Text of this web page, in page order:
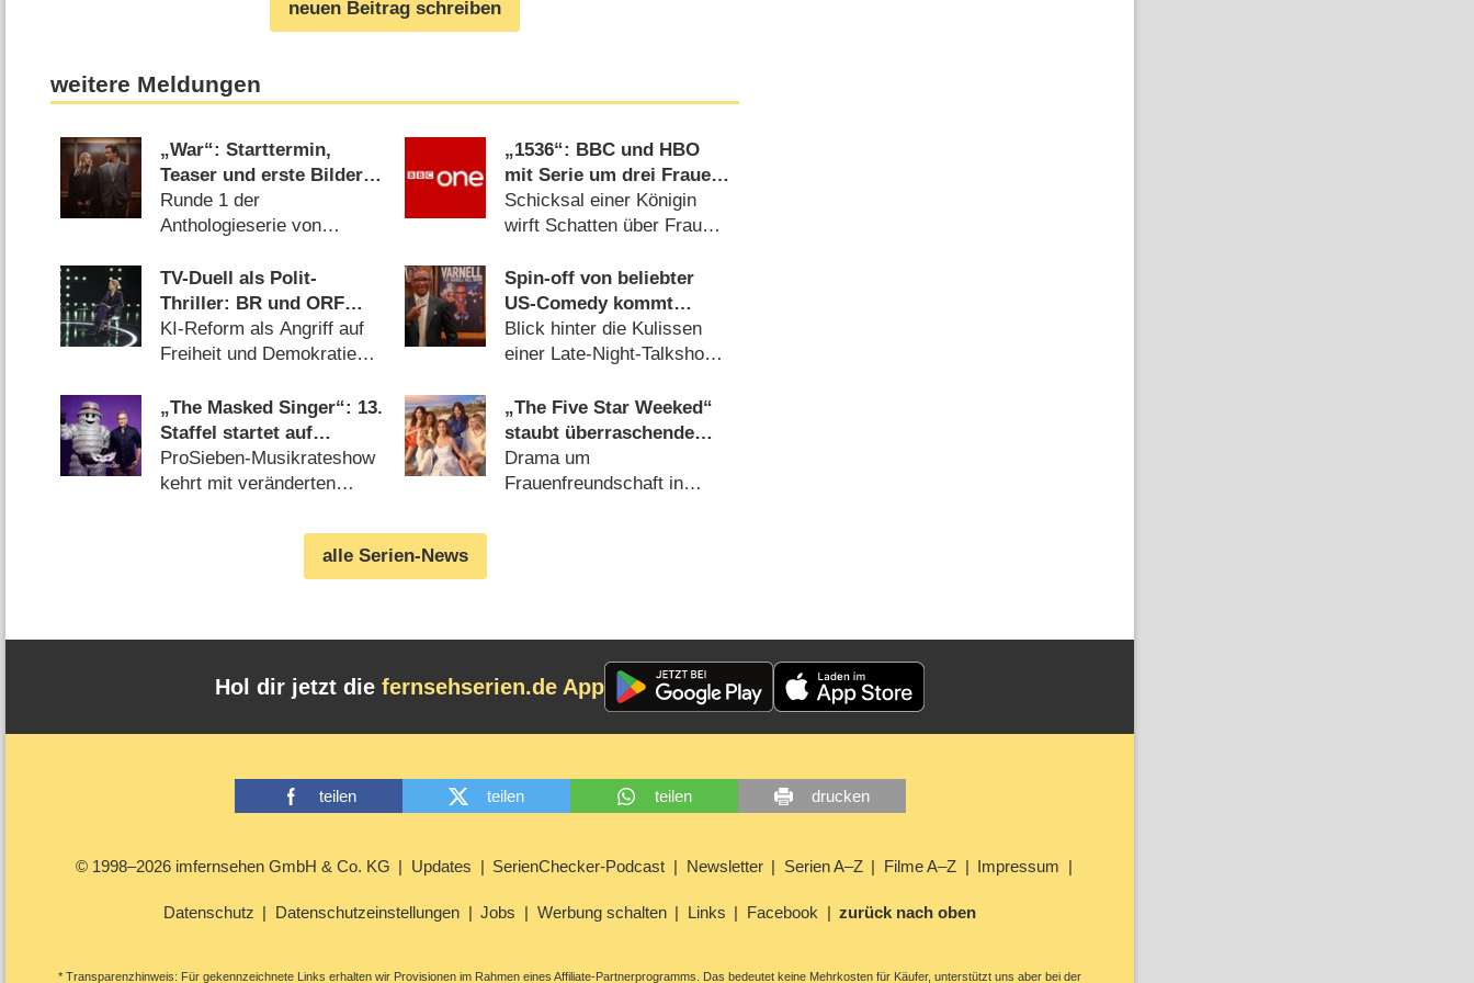
neuen Beitrag schreiben
weitere Meldungen
„War“: Starttermin,
Teaser und erste Bilder
zum Justizthriller mit
Sienna Miller und
Runde 1 der
Anthologieserie von
Kay kreist um
erbarmungslose
Scheidungsschlacht
(07.08.2026)
„1536“: BBC und HBO
mit Serie um drei Frauen
im Schatten der
Verhaftung von Anne
Schicksal einer Königin
wirft Schatten über Frauen
TV-Duell als Polit-
Thriller: BR und ORF
produzieren besonderes
Fernseh-Kammerspiel
KI-Reform als Angriff auf
Freiheit und Demokratie
Spin-off von beliebter
US-Comedy kommt
schon bald nach
Deutschland
Blick hinter die Kulissen
einer Late-Night-Talkshow
„The Masked Singer“: 13.
Staffel startet auf
überraschendem
Sendeplatz und viel
ProSieben-Musikrateshow
kehrt mit veränderten
„The Five Star Weeked“
staubt überraschende
Verlängerung ab
Drama um
Frauenfreundschaft in
alle Serien-News
Hol dir jetzt die fernsehserien.de App
teilen teilen teilen drucken
© 1998–2026 imfernsehen GmbH & Co. KG Updates SerienChecker-Podcast Newsletter Serien A–Z Filme A–Z Impressum
Datenschutz Datenschutzeinstellungen Jobs Werbung schalten Links Facebook zurück nach oben
* Transparenzhinweis: Für gekennzeichnete Links erhalten wir Provisionen im Rahmen eines Affiliate-Partnerprogramms. Das bedeutet keine Mehrkosten für Käufer, unterstützt uns aber bei der